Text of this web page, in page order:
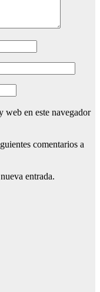
web en este navegador
comentarios a
entrada.